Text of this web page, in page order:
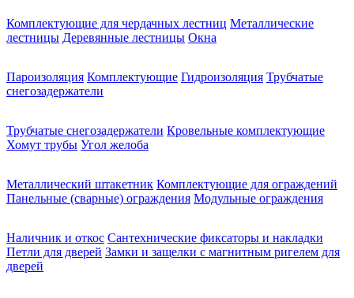
Комплектующие для чердачных лестниц Металлические
лестницы Деревянные лестницы Окна
Пароизоляция Комплектующие Гидроизоляция Трубчатые
снегозадержатели
Трубчатые снегозадержатели Кровельные комплектующие
Хомут трубы Угол желоба
Металлический штакетник Комплектующие для ограждений
Панельные (сварные) ограждения Модульные ограждения
Наличник и откос Сантехнические фиксаторы и накладки
Петли для дверей Замки и защелки с магнитным ригелем для
дверей